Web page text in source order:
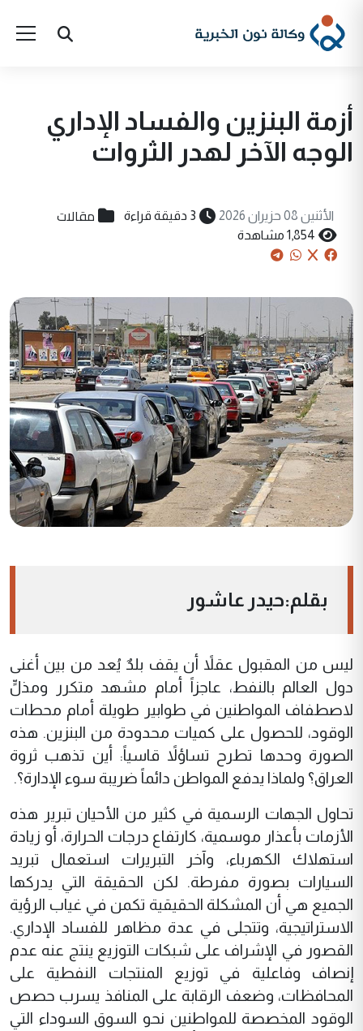
أزمة البنزين والفساد الإداري
الوجه الآخر لهدر الثروات
الأثنين 08 حزيران 2026 3 دقيقة قراءة مقالات
1,854 مشاهدة
بقلم:حيدر عاشور
ليس من المقبول عقلاً أن يقف بلدٌ يُعد من بين أغنى
دول العالم بالنفط، عاجزاً أمام مشهد متكرر ومذلٍّ
لاصطفاف المواطنين في طوابير طويلة أمام محطات
الوقود، للحصول على كميات محدودة من البنزين. هذه
الصورة وحدها تطرح تساؤلاً قاسياً: أين تذهب ثروة
العراق؟ ولماذا يدفع المواطن دائماً ضريبة سوء الإدارة؟.
تحاول الجهات الرسمية في كثير من الأحيان تبرير هذه
الأزمات بأعذار موسمية، كارتفاع درجات الحرارة، أو زيادة
استهلاك الكهرباء، وآخر التبريرات استعمال تبريد
السيارات بصورة مفرطة. لكن الحقيقة التي يدركها
الجميع هي أن المشكلة الحقيقية تكمن في غياب الرؤية
الاستراتيجية، وتتجلى في عدة مظاهر للفساد الإداري.
القصور في الإشراف على شبكات التوزيع ينتج عنه عدم
إنصاف وفاعلية في توزيع المنتجات النفطية على
المحافظات، وضعف الرقابة على المنافذ يسرب حصص
الوقود المخصصة للمواطنين نحو السوق السوداء التي